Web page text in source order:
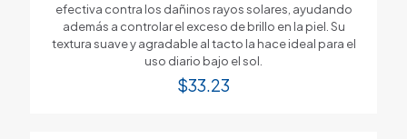
efectiva contra los dañinos rayos solares, ayudando
además a controlar el exceso de brillo en la piel. Su
textura suave y agradable al tacto la hace ideal para el
uso diario bajo el sol.
$33.23